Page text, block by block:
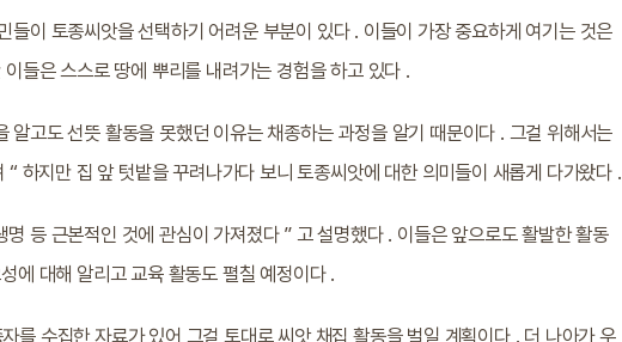
들이 토종씨앗을 선택하기 어려운 부분이 있다 . 이들이 가장 중요하게 여기는 것은
들은 스스로 땅에 뿌리를 내려가는 경험을 하고 있다 .
고도 선뜻 활동을 못했던 이유는 채종하는 과정을 알기 때문이다 . 그걸 위해서는
하지만 집 앞 텃밭을 꾸려나가다 보니 토종씨앗에 대한 의미들이 새롭게 다가왔다 .
등 근본적인 것에 관심이 가져졌다 ” 고 설명했다 . 이들은 앞으로도 활발한 활동
에 대해 알리고 교육 활동도 펼칠 예정이다 .
를 수집한 자료가 있어 그걸 토대로 씨앗 채집 활동을 벌일 계획이다 . 더 나아가 우